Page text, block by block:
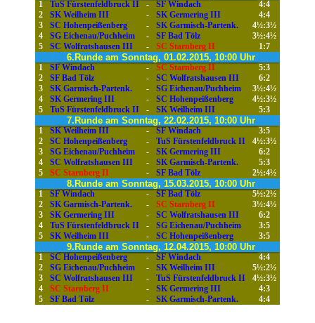
1 TuS Fürstenfeldbruck II - SF Windach
4:4
2
SK Weilheim III - SK Germering III
4:4
3
SC Hohenpeißenberg - SK Garmisch-Partenk.
4½:3½
4
SG Eichenau/Puchheim - SF Bad Tölz
3½:4½
5
SC Wolfratshausen III - SC Starnberg II 1:7
6.Runde am Sonntag, 01.02.2015, 10:00 Uhr
1 SF Windach - SC Starnberg II
5:3
2
SF Bad Tölz - SC Wolfratshausen III
6:2
3
SK Garmisch-Partenk. - SG Eichenau/Puchheim
3½:4½
4
SK Germering III - SC Hohenpeißenberg
4½:3½
5
TuS Fürstenfeldbruck II - SK Weilheim III 5:3
7.Runde am Sonntag, 22.02.2015, 10:00 Uhr
1 SK Weilheim III - SF Windach
3:5
2
SC Hohenpeißenberg - TuS Fürstenfeldbruck II
4½:3½
3
SG Eichenau/Puchheim - SK Germering III
6:2
4
SC Wolfratshausen III - SK Garmisch-Partenk.
5:3
5
SC Starnberg II - SF Bad Tölz 2½:4½
8.Runde am Sonntag, 15.03.2015, 10:00 Uhr
1 SF Windach - SF Bad Tölz
5½:2½
2
SK Garmisch-Partenk. - SC Starnberg II
3½:4½
3
SK Germering III - SC Wolfratshausen III
6:2
4
TuS Fürstenfeldbruck II - SG Eichenau/Puchheim
3:5
5
SK Weilheim III - SC Hohenpeißenberg 3:5
9.Runde am Sonntag, 12.04.2015, 10:00 Uhr
1 SC Hohenpeißenberg - SF Windach
4:4
2
SG Eichenau/Puchheim - SK Weilheim III
5½:2½
3
SC Wolfratshausen III - TuS Fürstenfeldbruck II
4½:3½
4
SC Starnberg II - SK Germering III
4:3
5
SF Bad Tölz - SK Garmisch-Partenk. 4:4